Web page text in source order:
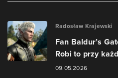
Radosław Krajewski
Fan Baldur’s
Robi to przy
09.05.2026